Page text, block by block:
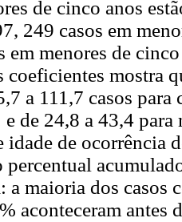
de cinco anos
249 casos em
em menores de
coeficientes mostra
a 111,7 casos
e de 24,8 a 43,4
idade de ocorrência
percentual
a maioria dos casos
aconteceram antes